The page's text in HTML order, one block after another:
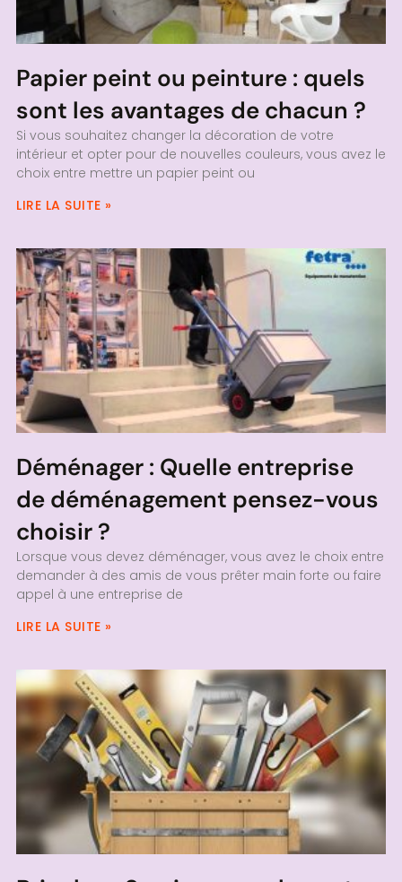
Papier peint ou peinture : quels
sont les avantages de chacun ?
Si vous souhaitez changer la décoration de votre
intérieur et opter pour de nouvelles couleurs, vous avez le
choix entre mettre un papier peint ou
LIRE LA SUITE »
Déménager : Quelle entreprise
de déménagement pensez-vous
choisir ?
Lorsque vous devez déménager, vous avez le choix entre
demander à des amis de vous prêter main forte ou faire
appel à une entreprise de
LIRE LA SUITE »